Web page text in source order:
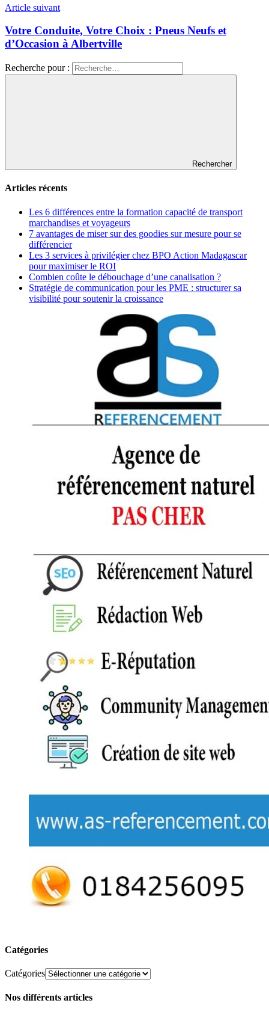
Article suivant
Votre Conduite, Votre Choix : Pneus Neufs et
d’Occasion à Albertville
Recherche pour :
Rechercher
Articles récents
Les 6 différences entre la formation capacité de transport
marchandises et voyageurs
7 avantages de miser sur des goodies sur mesure pour se
différencier
Les 3 services à privilégier chez BPO Action Madagascar
pour maximiser le ROI
Combien coûte le débouchage d’une canalisation ?
Stratégie de communication pour les PME : structurer sa
visibilité pour soutenir la croissance
Catégories
Catégories
Nos différents articles